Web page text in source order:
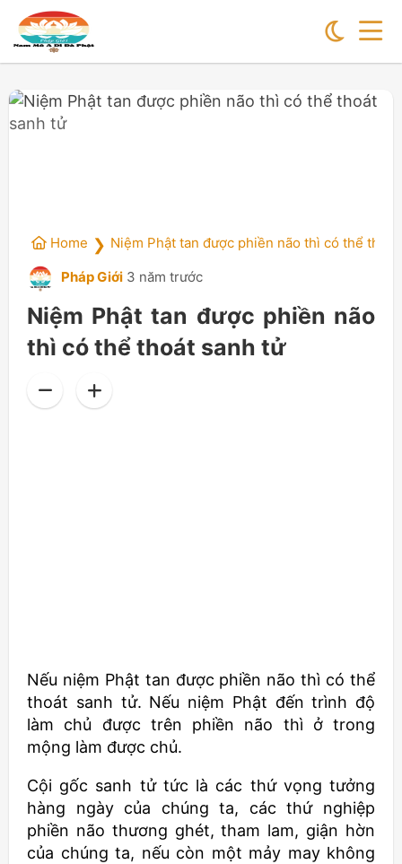
Home ❯ Niệm Phật tan được phiền não thì có thể
Pháp Giới 3 năm trước
Niệm Phật tan được phiền não
thì có thể thoát sanh tử
Nếu niệm Phật tan được phiền não thì có thể
thoát sanh tử. Nếu niệm Phật đến trình độ
làm chủ được trên phiền não thì ở trong
mộng làm được chủ.
Cội gốc sanh tử tức là các thứ vọng tưởng
hàng ngày của chúng ta, các thứ nghiệp
phiền não thương ghét, tham lam, giận hờn
của chúng ta, nếu còn một mảy may không